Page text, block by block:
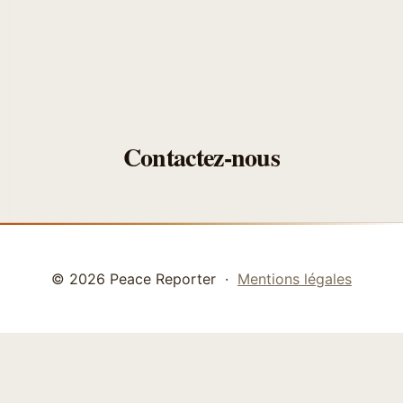
Contactez-nous
© 2026 Peace Reporter · Mentions légales